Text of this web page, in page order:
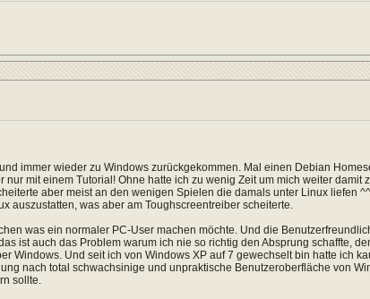
immer wieder zu Windows zurückgekommen. Mal einen Debian
mit einem Tutorial! Ohne hatte ich zu wenig Zeit um mich weiter damit
aber meist an den wenigen Spielen die damals unter Linux liefen
auszustatten, was aber am Toughscreentreiber scheiterte.
was ein normaler PC-User machen möchte. Und die
ist auch das Problem warum ich nie so richtig den Absprung schaffte,
Windows. Und seit ich von Windows XP auf 7 gewechselt bin hatte ich
nach total schwachsinige und unpraktische Benutzeroberfläche von
sollte.